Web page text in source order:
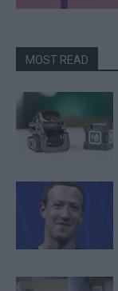
MOST READ